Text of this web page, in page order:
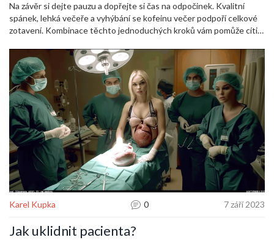
odpovědi, které vám odstraní zbytečné obavy. Váš klid pak vychází
nejen z technik, ale i z faktů.
Na závěr si dejte pauzu a dopřejte si čas na odpočinek. Kvalitní
spánek, lehká večeře a vyhýbání se kofeinu večer podpoří celkové
zotavení. Kombinace těchto jednoduchých kroků vám pomůže cítit
Karel Kupka 0 7 září 2023
Jak uklidnit pacienta?